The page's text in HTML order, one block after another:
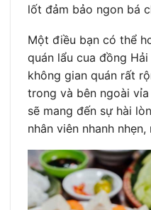
lốt đảm bảo ngon bá
Một điều bạn có thể
quán lẩu cua đồng
không gian quán rất
trong và bên ngoài vỉa
sẽ mang đến sự hài
nhân viên nhanh nhẹn,